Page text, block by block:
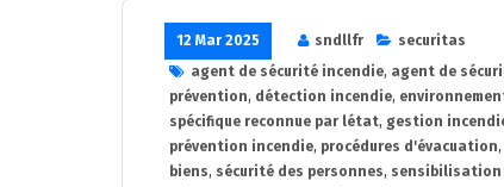
12 Mar 2025 sndllfr
securitas
agent de sécurité incendie, agent de
prévention, détection incendie,
spécifique reconnue par létat, gestion
prévention incendie, procédures d'évacuation,
biens, sécurité des personnes, sensibilisation